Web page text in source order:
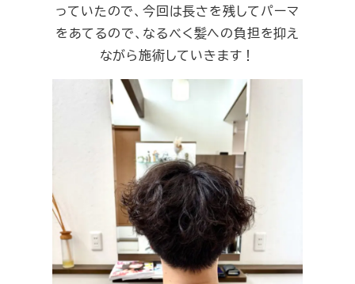
っていたので、今回は長さを残してパーマ
をあてるので、なるべく髪への負担を抑え
ながら施術していきます！